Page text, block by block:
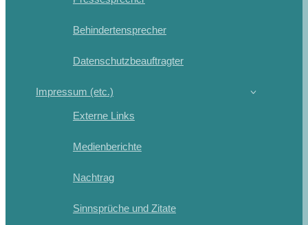
Behindertensprecher
Datenschutzbeauftragter
Impressum (etc.)
Externe Links
Medienberichte
Nachtrag
Sinnsprüche und Zitate